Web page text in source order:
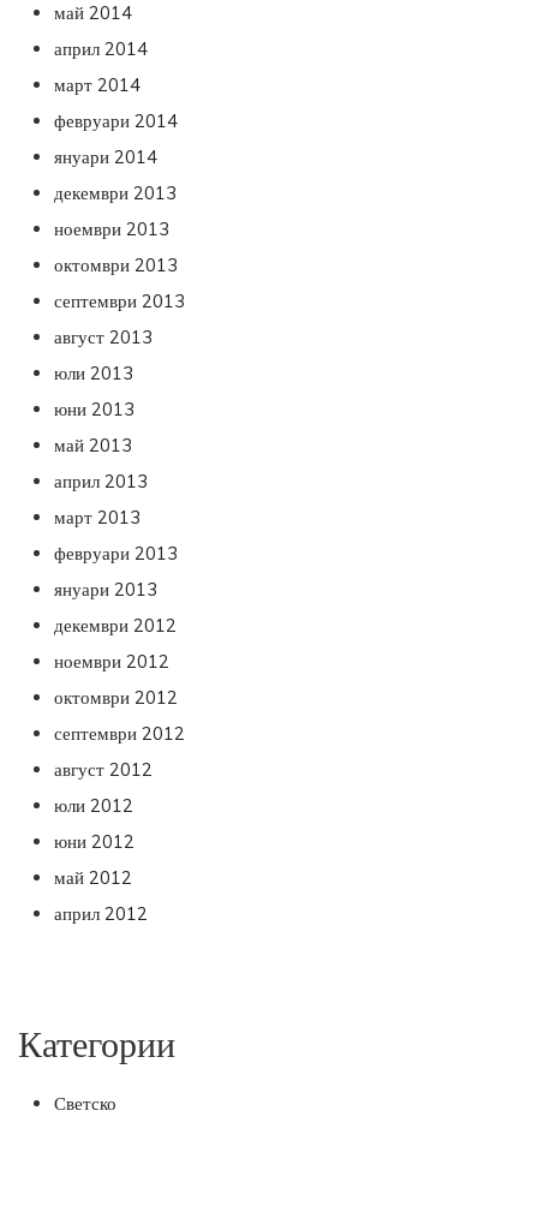
май 2014
април 2014
март 2014
февруари 2014
януари 2014
декември 2013
ноември 2013
октомври 2013
септември 2013
август 2013
юли 2013
юни 2013
май 2013
април 2013
март 2013
февруари 2013
януари 2013
декември 2012
ноември 2012
октомври 2012
септември 2012
август 2012
юли 2012
юни 2012
май 2012
април 2012
Категории
Светско